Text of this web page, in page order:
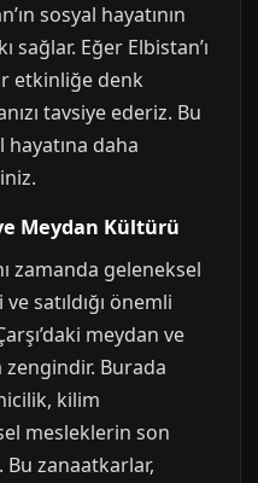
sosyal hayatının
sağlar. Eğer Elbistan’ı
etkinliğe denk
tavsiye ederiz. Bu
hayatına daha
Meydan Kültürü
zamanda geleneksel
satıldığı önemli
meydan ve
zengindir. Burada
kilim
mesleklerin son
zanaatkarlar,